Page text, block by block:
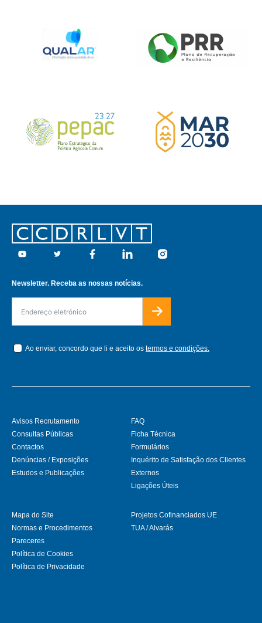
Footer
Youtube Twitter Facebook Linkedin Instagram
Newsletter. Receba as nossas notícias.
Ao enviar, concordo que li e aceito os termos e condições.
Avisos Recrutamento
Consultas Públicas
Contactos
Denúncias / Exposições
Estudos e Publicações
FAQ
Ficha Técnica
Formulários
Inquérito de Satisfação dos Clientes
Externos
Ligações Úteis
Mapa do Site
Normas e Procedimentos
Pareceres
Política de Cookies
Política de Privacidade
Projetos Cofinanciados UE
TUA / Alvarás